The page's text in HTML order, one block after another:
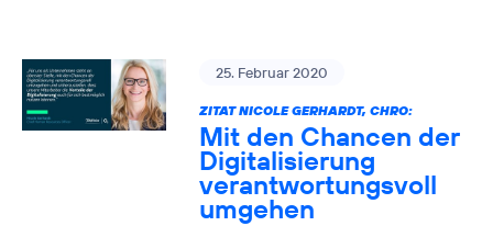
25. Februar 2020
ZITAT NICOLE GERHARDT, CHRO:
Mit den Chancen der
Digitalisierung
verantwortungsvoll
umgehen